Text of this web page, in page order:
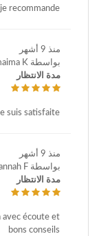
recommande
منذ 9 أشهر
بواسطة Oumaima K
مدة الانتظار
suis satisfaite
منذ 9 أشهر
بواسطة Jannah F
مدة الانتظار
avec écoute et
bons conseils